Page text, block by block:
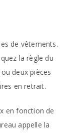
de vêtements.
la règle du
deux pièces
en retrait.
en fonction de
appelle la